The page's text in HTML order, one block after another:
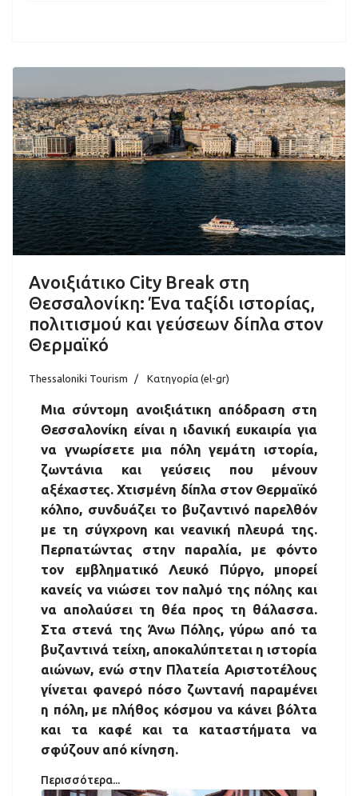
Ανοιξιάτικο City Break στη
Θεσσαλονίκη: Ένα ταξίδι ιστορίας,
πολιτισμού και γεύσεων δίπλα στον
Θερμαϊκό
Thessaloniki Tourism Κατηγορία (el-gr)
Μια σύντομη ανοιξιάτικη απόδραση στη
Θεσσαλονίκη είναι η ιδανική ευκαιρία για
να γνωρίσετε μια πόλη γεμάτη ιστορία,
ζωντάνια και γεύσεις που μένουν
αξέχαστες. Χτισμένη δίπλα στον Θερμαϊκό
κόλπο, συνδυάζει το βυζαντινό παρελθόν
με τη σύγχρονη και νεανική πλευρά της.
Περπατώντας στην παραλία, με φόντο
τον εμβληματικό Λευκό Πύργο, μπορεί
κανείς να νιώσει τον παλμό της πόλης και
να απολαύσει τη θέα προς τη θάλασσα.
Στα στενά της Άνω Πόλης, γύρω από τα
βυζαντινά τείχη, αποκαλύπτεται η ιστορία
αιώνων, ενώ στην Πλατεία Αριστοτέλους
γίνεται φανερό πόσο ζωντανή παραμένει
η πόλη, με πλήθος κόσμου να κάνει βόλτα
και τα καφέ και τα καταστήματα να
σφύζουν από κίνηση.
Περισσότερα...